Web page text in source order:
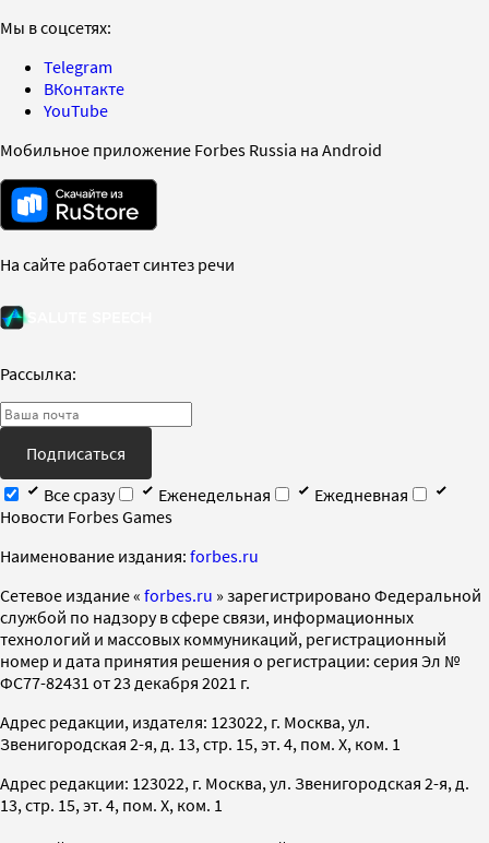
Мы в соцсетях:
Telegram
ВКонтакте
YouTube
Мобильное приложение Forbes Russia на Android
На сайте работает синтез речи
Рассылка:
Подписаться
Все сразу
Еженедельная
Ежедневная
Новости Forbes Games
Наименование издания: forbes.ru
Cетевое издание « forbes.ru » зарегистрировано Федеральной
службой по надзору в сфере связи, информационных
технологий и массовых коммуникаций, регистрационный
номер и дата принятия решения о регистрации: серия Эл №
ФС77-82431 от 23 декабря 2021 г.
Адрес редакции, издателя: 123022, г. Москва, ул.
Звенигородская 2-я, д. 13, стр. 15, эт. 4, пом. X, ком. 1
Адрес редакции: 123022, г. Москва, ул. Звенигородская 2-я, д.
13, стр. 15, эт. 4, пом. X, ком. 1